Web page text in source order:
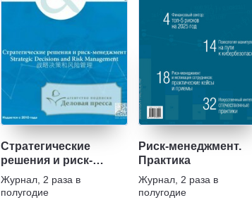
Стратегические
решения и риск-
менеджмент
Журнал 2 раза в
полугодие
Риск-менеджмент.
Практика
Журнал 2 раза в
полугодие